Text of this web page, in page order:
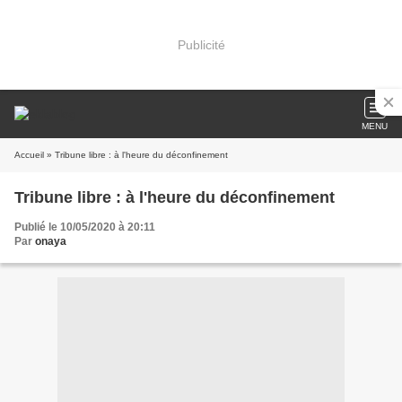
Publicité
MENU
Accueil » Tribune libre : à l'heure du déconfinement
Tribune libre : à l'heure du déconfinement
Publié le 10/05/2020 à 20:11
Par onaya